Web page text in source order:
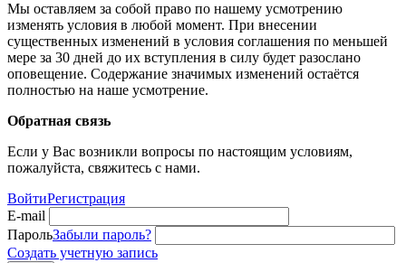
Мы оставляем за собой право по нашему усмотрению
изменять условия в любой момент. При внесении
существенных изменений в условия соглашения по меньшей
мере за 30 дней до их вступления в силу будет разослано
оповещение. Содержание значимых изменений остаётся
полностью на наше усмотрение.
Обратная связь
Если у Вас возникли вопросы по настоящим условиям,
пожалуйста, свяжитесь с нами.
ВойтиРегистрация
E-mail
ПарольЗабыли пароль?
Создать учетную запись